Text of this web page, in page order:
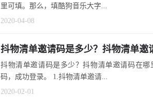
里可填。那么，填酷狗音乐大字...
2020-04-08
抖物清单邀请码是多少？抖物清单邀
抖物清单邀请码是多少？抖物清单邀请码在
码，成功登录。 1.抖物清单邀请...
2020-02-01